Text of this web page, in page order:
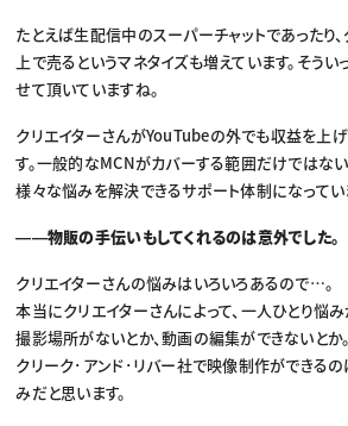
たとえば生配信中のスーパーチャットであったり
上で売るというマネタイズも増えています。そう
せて頂いていますね。
クリエイターさんがYouTubeの外でも収益を上
す。一般的なMCNがカバーする範囲だけではない
様々な悩みを解決できるサポート体制になってい
――物販の手伝いもしてくれるのは意外でした。
クリエイターさんの悩みはいろいろあるので…。
本当にクリエイターさんによって、一人ひとり悩み
撮影場所がないとか、動画の編集ができないとか。
クリーク･アンド･リバー社で映像制作ができる
みだと思います。